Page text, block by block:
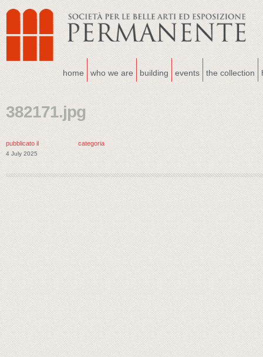
home who we are building events the collection
382171.jpg
pubblicato il
4 July 2025
categoria